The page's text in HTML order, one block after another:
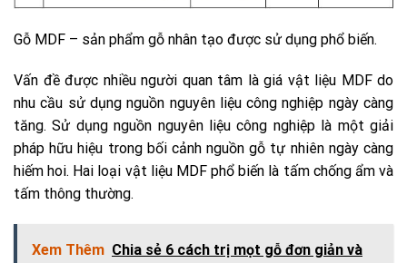
Gỗ MDF – sản phẩm gỗ nhân tạo được sử dụng phổ biến.
Vấn đề được nhiều người quan tâm là giá vật liệu MDF do
nhu cầu sử dụng nguồn nguyên liệu công nghiệp ngày càng
tăng. Sử dụng nguồn nguyên liệu công nghiệp là một giải
pháp hữu hiệu trong bối cảnh nguồn gỗ tự nhiên ngày càng
hiếm hoi. Hai loại vật liệu MDF phổ biến là tấm chống ẩm và
tấm thông thường.
Xem Thêm Chia sẻ 6 cách trị mọt gỗ đơn giản và